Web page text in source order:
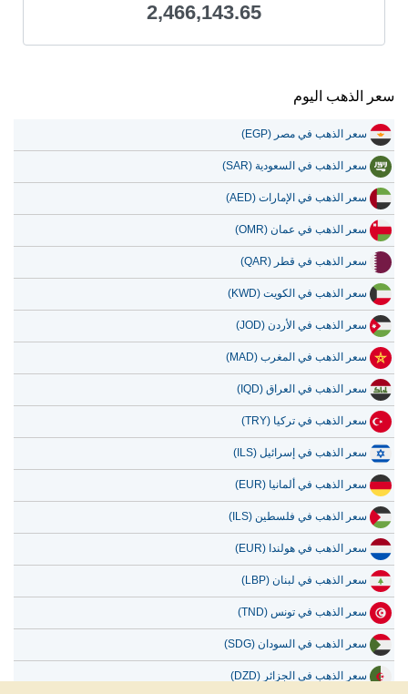
2,466,143.65
سعر الذهب اليوم
سعر الذهب في مصر (EGP)
سعر الذهب في السعودية (SAR)
سعر الذهب في الإمارات (AED)
سعر الذهب في عمان (OMR)
سعر الذهب في قطر (QAR)
سعر الذهب في الكويت (KWD)
سعر الذهب في الأردن (JOD)
سعر الذهب في المغرب (MAD)
سعر الذهب في العراق (IQD)
سعر الذهب في تركيا (TRY)
سعر الذهب في إسرائيل (ILS)
سعر الذهب في ألمانيا (EUR)
سعر الذهب في فلسطين (ILS)
سعر الذهب في هولندا (EUR)
سعر الذهب في لبنان (LBP)
سعر الذهب في تونس (TND)
سعر الذهب في السودان (SDG)
سعر الذهب في الجزائر (DZD)